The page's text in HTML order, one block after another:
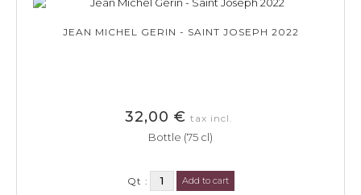
JEAN MICHEL GERIN - SAINT JOSEPH 2022
32,00 € tax incl.
Bottle (75 cl)
Qt : Add to cart